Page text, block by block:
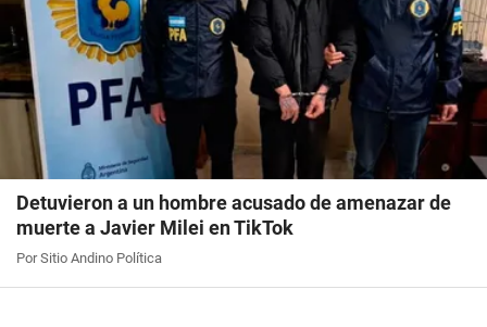
Detuvieron a un hombre acusado de amenazar de
muerte a Javier Milei en TikTok
Por Sitio Andino Política